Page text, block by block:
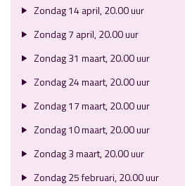
Zondag 14 april, 20.00 uur
Zondag 7 april, 20.00 uur
Zondag 31 maart, 20.00 uur
Zondag 24 maart, 20.00 uur
Zondag 17 maart, 20.00 uur
Zondag 10 maart, 20.00 uur
Zondag 3 maart, 20.00 uur
Zondag 25 februari, 20.00 uur